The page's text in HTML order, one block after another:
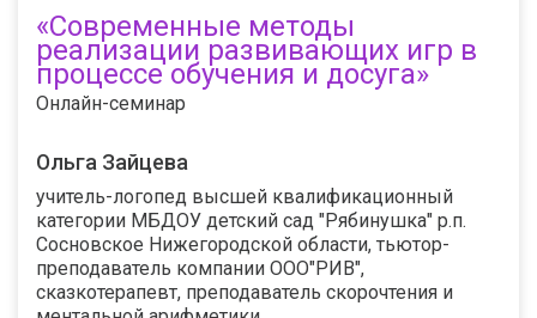
«Современные методы
реализации развивающих игр в
процессе обучения и досуга»
Онлайн-семинар
Ольга Зайцева
учитель-логопед высшей квалификационный
категории МБДОУ детский сад "Рябинушка" р.п.
Сосновское Нижегородской области, тьютор-
преподаватель компании ООО"РИВ",
сказкотерапевт, преподаватель скорочтения и